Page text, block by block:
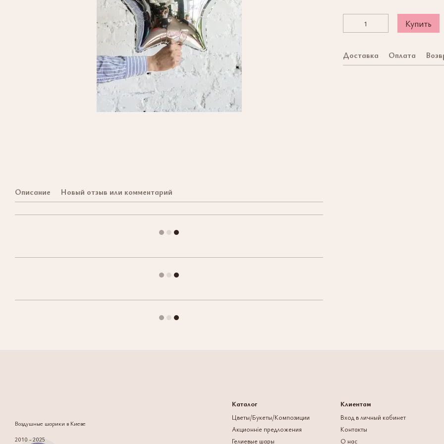
Описание Новый отзыв или комментарий
Купить
Доставка Оплата
Воздушные шарики в Киеве
2010 - 2025
Каталог
Цветы/Букеты/Композиции
Акционніе предложения
Гелиевые шары
Клиентам
Вход в личный кабинет
Контакты
О нас